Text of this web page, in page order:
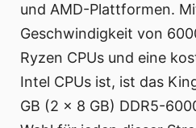
und AMD-Plattformen.
Geschwindigkeit von
Ryzen CPUs und eine
Intel CPUs ist, ist das
GB (2 x 8 GB) DDR5-